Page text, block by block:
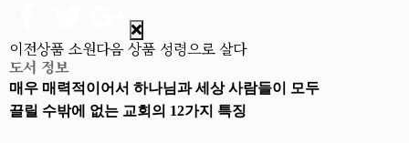
이전상품 소원다음 상품 성령으로 살다
도서 정보
매우 매력적이어서 하나님과 세상 사람들이 모두
끌릴 수밖에 없는 교회의 12가지 특징